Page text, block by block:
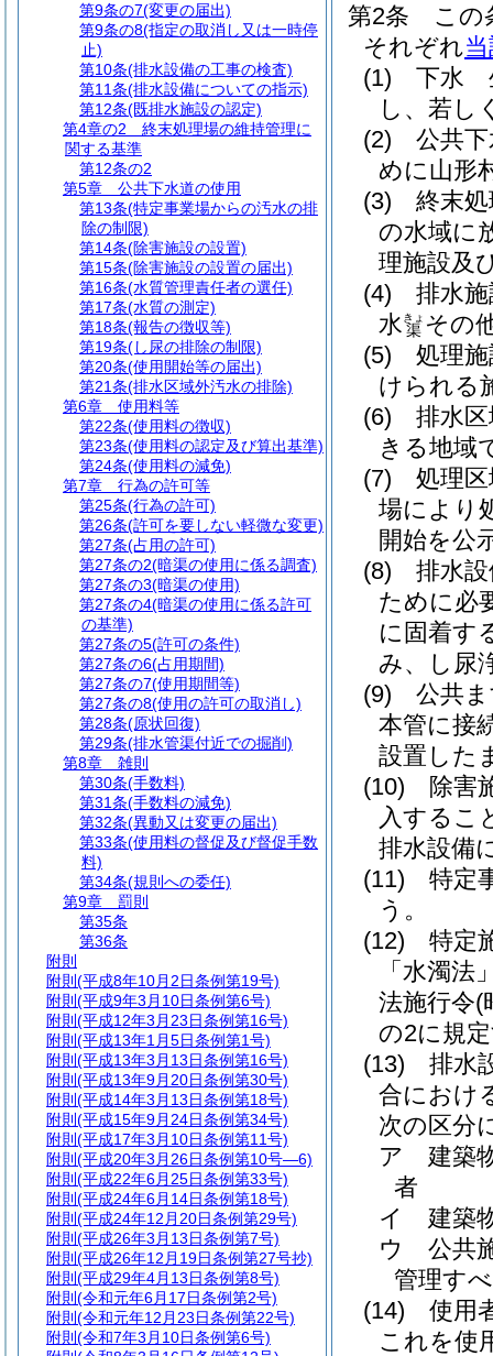
第2条
この
それぞれ
(1)
下水
し、若し
(2)
公共
めに山形
(3)
終末
の水域に
理施設及
(4)
排水
水 渠
きょ その
(5)
処理
けられる
(6)
排水
きる地域
(7)
処理
場により
開始を公
(8)
排水
ために必
に固着す
み、し尿
(9)
公共
本管に接
設置した
(10)
除害
入するこ
排水設備
(11)
特定
う。
(12)
特定
「水濁法
法施行令(
の2に規
(13)
排水
合におけ
次の区分
ア
建築
者
イ
建築
ウ
公共
管理す
(14)
使用
これを使
第9条の7(変更の届出)
第9条の8(指定の取消し又は一時停
止)
第10条(排水設備の工事の検査)
第11条(排水設備についての指示)
第12条(既排水施設の認定)
第4章の2
終末処理場の維持管理に
関する基準
第12条の2
第5章
公共下水道の使用
第13条(特定事業場からの汚水の排
除の制限)
第14条(除害施設の設置)
第15条(除害施設の設置の届出)
第16条(水質管理責任者の選任)
第17条(水質の測定)
第18条(報告の徴収等)
第19条(し尿の排除の制限)
第20条(使用開始等の届出)
第21条(排水区域外汚水の排除)
第6章
使用料等
第22条(使用料の徴収)
第23条(使用料の認定及び算出基準)
第24条(使用料の減免)
第7章
行為の許可等
第25条(行為の許可)
第26条(許可を要しない軽微な変更)
第27条(占用の許可)
第27条の2(暗渠の使用に係る調査)
第27条の3(暗渠の使用)
第27条の4(暗渠の使用に係る許可
の基準)
第27条の5(許可の条件)
第27条の6(占用期間)
第27条の7(使用期間等)
第27条の8(使用の許可の取消し)
第28条(原状回復)
第29条(排水管渠付近での掘削)
第8章
雑則
第30条(手数料)
第31条(手数料の減免)
第32条(異動又は変更の届出)
第33条(使用料の督促及び督促手数
料)
第34条(規則への委任)
第9章
罰則
第35条
第36条
附則
附則 (平成8年10月2日条例第19号)
附則 (平成9年3月10日条例第6号)
附則 (平成12年3月23日条例第16号)
附則 (平成13年1月5日条例第1号)
附則 (平成13年3月13日条例第16号)
附則 (平成13年9月20日条例第30号)
附則 (平成14年3月13日条例第18号)
附則 (平成15年9月24日条例第34号)
附則 (平成17年3月10日条例第11号)
附則 (平成20年3月26日条例第10号―6)
附則 (平成22年6月25日条例第33号)
附則 (平成24年6月14日条例第18号)
附則 (平成24年12月20日条例第29号)
附則 (平成26年3月13日条例第7号)
附則 (平成26年12月19日条例第27号抄)
附則 (平成29年4月13日条例第8号)
附則 (令和元年6月17日条例第2号)
附則 (令和元年12月23日条例第22号)
附則 (令和7年3月10日条例第6号)